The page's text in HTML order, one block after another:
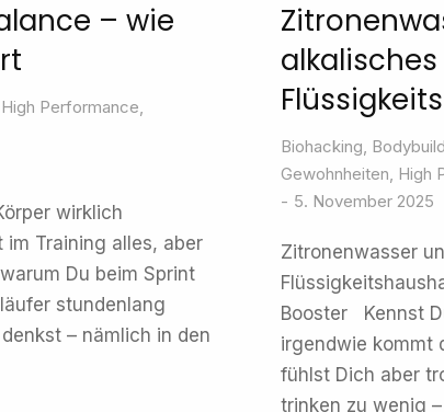
– wie
High Performance,
wirklich
Training alles, aber
Du beim Sprint
stundenlang
– nämlich in den
Biohacking,
Gewohnheiten, High
5. November 2025
Zitronenwasser
Booster Kennst
irgendwie kommt
fühlst Dich aber
trinken zu wenig